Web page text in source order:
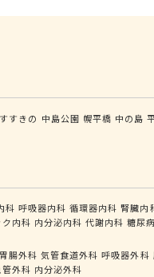
すすきの 中島公園 幌平橋 中の島
科 呼吸器内科 循環器内科 腎臓内
内科 内分泌内科 代謝内科 糖尿
胃腸外科 気管食道外科 呼吸器外科
管外科 内分泌外科